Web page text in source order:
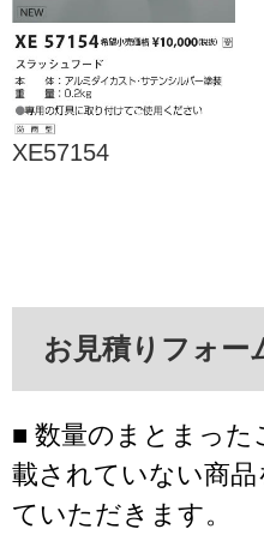
XE57154
お見積りフォー
■ 数量のまとまった
載されていない商
ていただきます。